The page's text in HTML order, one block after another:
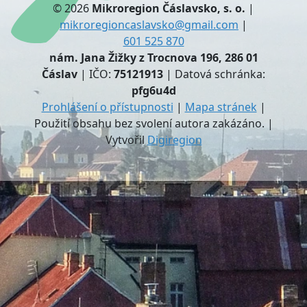
© 2026 Mikroregion Čáslavsko, s. o. |
mikroregioncaslavsko@gmail.com |
601 525 870
nám. Jana Žižky z Trocnova 196, 286 01
Čáslav | IČO: 75121913 | Datová schránka:
pfg6u4d
Prohlášení o přístupnosti | Mapa stránek |
Použití obsahu bez svolení autora zakázáno. |
Vytvořil Digiregion